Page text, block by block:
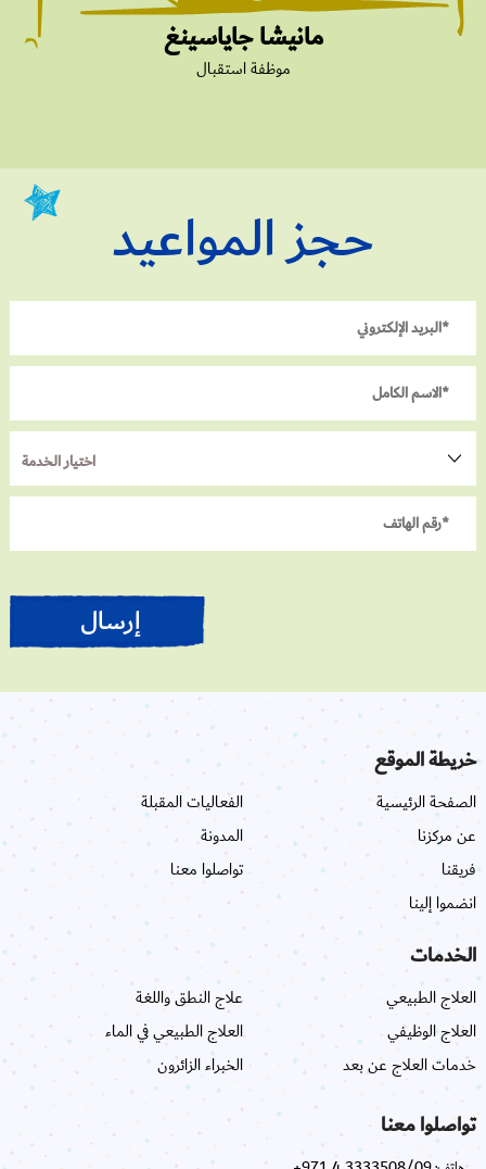
مانيشا جاياسينغ
موظفة استقبال
حجز المواعيد
خريطة الموقع
الصفحة الرئيسية
الفعاليات المقبلة
عن مركزنا
المدونة
فريقنا
تواصلوا معنا
انضموا إلينا
الخدمات
العلاج الطبيعي
علاج النطق واللغة
العلاج الوظيفي
العلاج الطبيعي في الماء
خدمات العلاج عن بعد
الخبراء الزائرون
تواصلوا معنا